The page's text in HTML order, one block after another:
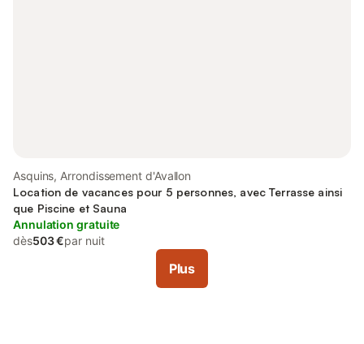
Asquins, Arrondissement d'Avallon
Location de vacances pour 5 personnes, avec Terrasse ainsi
que Piscine et Sauna
Annulation gratuite
dès503 €par nuit
Plus